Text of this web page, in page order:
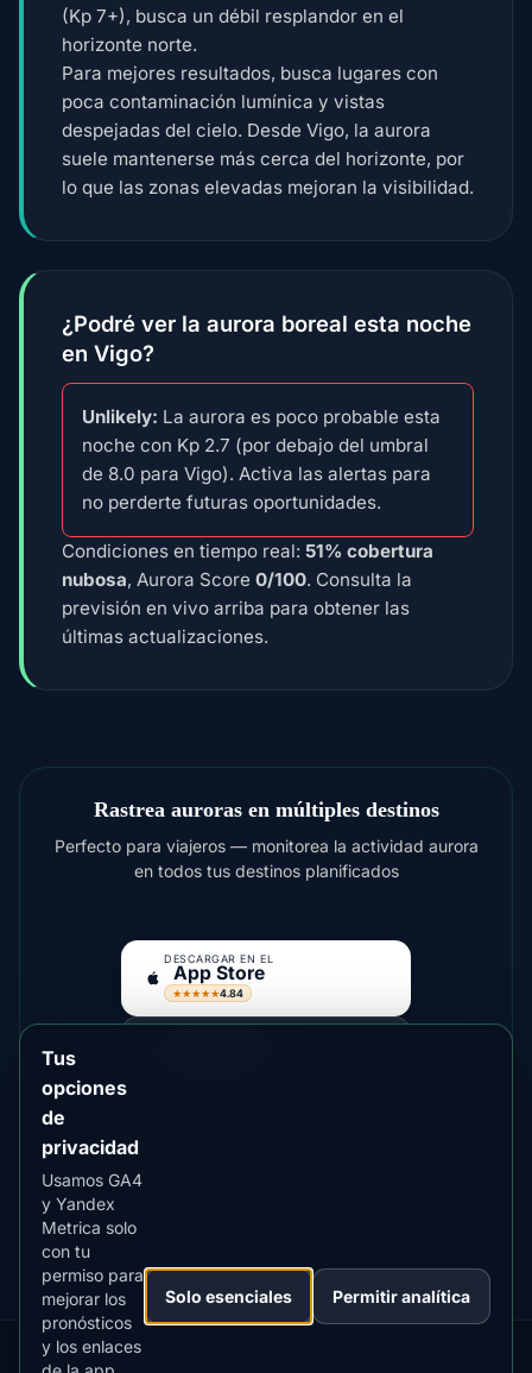
(Kp 7+), busca un débil resplandor en el
horizonte norte.
Para mejores resultados, busca lugares con
poca contaminación lumínica y vistas
despejadas del cielo. Desde Vigo, la aurora
suele mantenerse más cerca del horizonte, por
lo que las zonas elevadas mejoran la visibilidad.
¿Podré ver la aurora boreal esta noche
en Vigo?
Unlikely: La aurora es poco probable esta
noche con Kp 2.7 (por debajo del umbral
de 8.0 para Vigo). Activa las alertas para
no perderte futuras oportunidades.
Condiciones en tiempo real: 51% cobertura
nubosa, Aurora Score 0/100. Consulta la
previsión en vivo arriba para obtener las
últimas actualizaciones.
Rastrea auroras en múltiples destinos
Perfecto para viajeros — monitorea la actividad aurora
en todos tus destinos planificados
DESCARGAR EN EL
App Store
★★★★★4.84
Para auroras más brillantes considera
Tus
opciones
de
privacidad
Usamos GA4
y Yandex
Metrica solo
con tu
permiso para
mejorar los
pronósticos
y los enlaces
Solo esenciales Permitir analítica